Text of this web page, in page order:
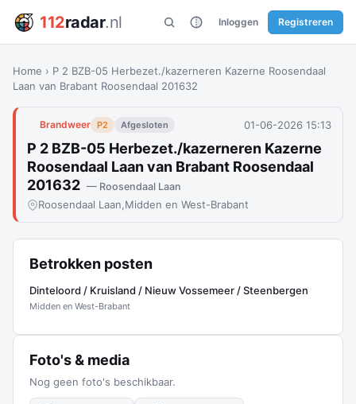
112radar.nl Inloggen Registreren
Home › P 2 BZB-05 Herbezet./kazerneren Kazerne Roosendaal
Laan van Brabant Roosendaal 201632
Brandweer P2 Afgesloten 01-06-2026 15:13
P 2 BZB-05 Herbezet./kazerneren Kazerne
Roosendaal Laan van Brabant Roosendaal
201632 — Roosendaal Laan
Roosendaal Laan,Midden en West-Brabant
Betrokken posten
Dinteloord / Kruisland / Nieuw Vossemeer / Steenbergen
Midden en West-Brabant
Foto's & media
Nog geen foto's beschikbaar.